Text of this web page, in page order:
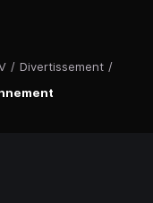
/ Divertissement /